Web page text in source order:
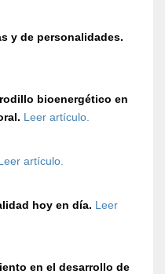
y de personalidades.
bioenergético en
Leer artículo.
artículo.
hoy en día. Leer
en el desarrollo de